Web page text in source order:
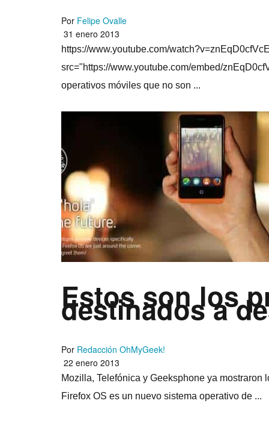
Por Felipe Ovalle
31 enero 2013
https://www.youtube.com/
src="https://www.youtube.com/embed/
operativos móviles que no son ...
Estos son los
destinados a
Por Redacción OhMyGeek!
22 enero 2013
Mozilla, Telefónica y Geeksphone ya
Firefox OS es un nuevo sistema operativo de ...